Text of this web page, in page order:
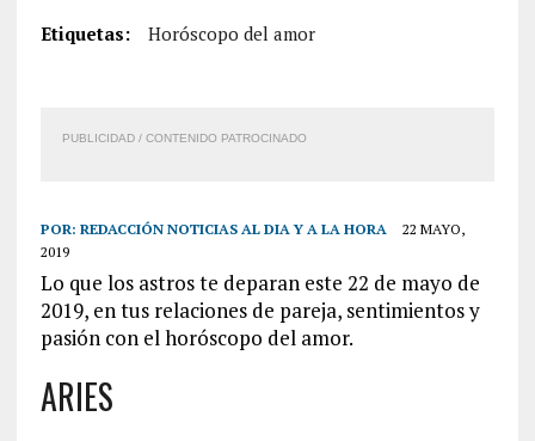
Etiquetas: Horóscopo del amor
PUBLICIDAD / CONTENIDO PATROCINADO
POR: REDACCIÓN NOTICIAS AL DIA Y A LA HORA
22 MAYO,
2019
Lo que los astros te deparan este 22 de mayo de
2019, en tus relaciones de pareja, sentimientos y
pasión con el horóscopo del amor.
ARIES